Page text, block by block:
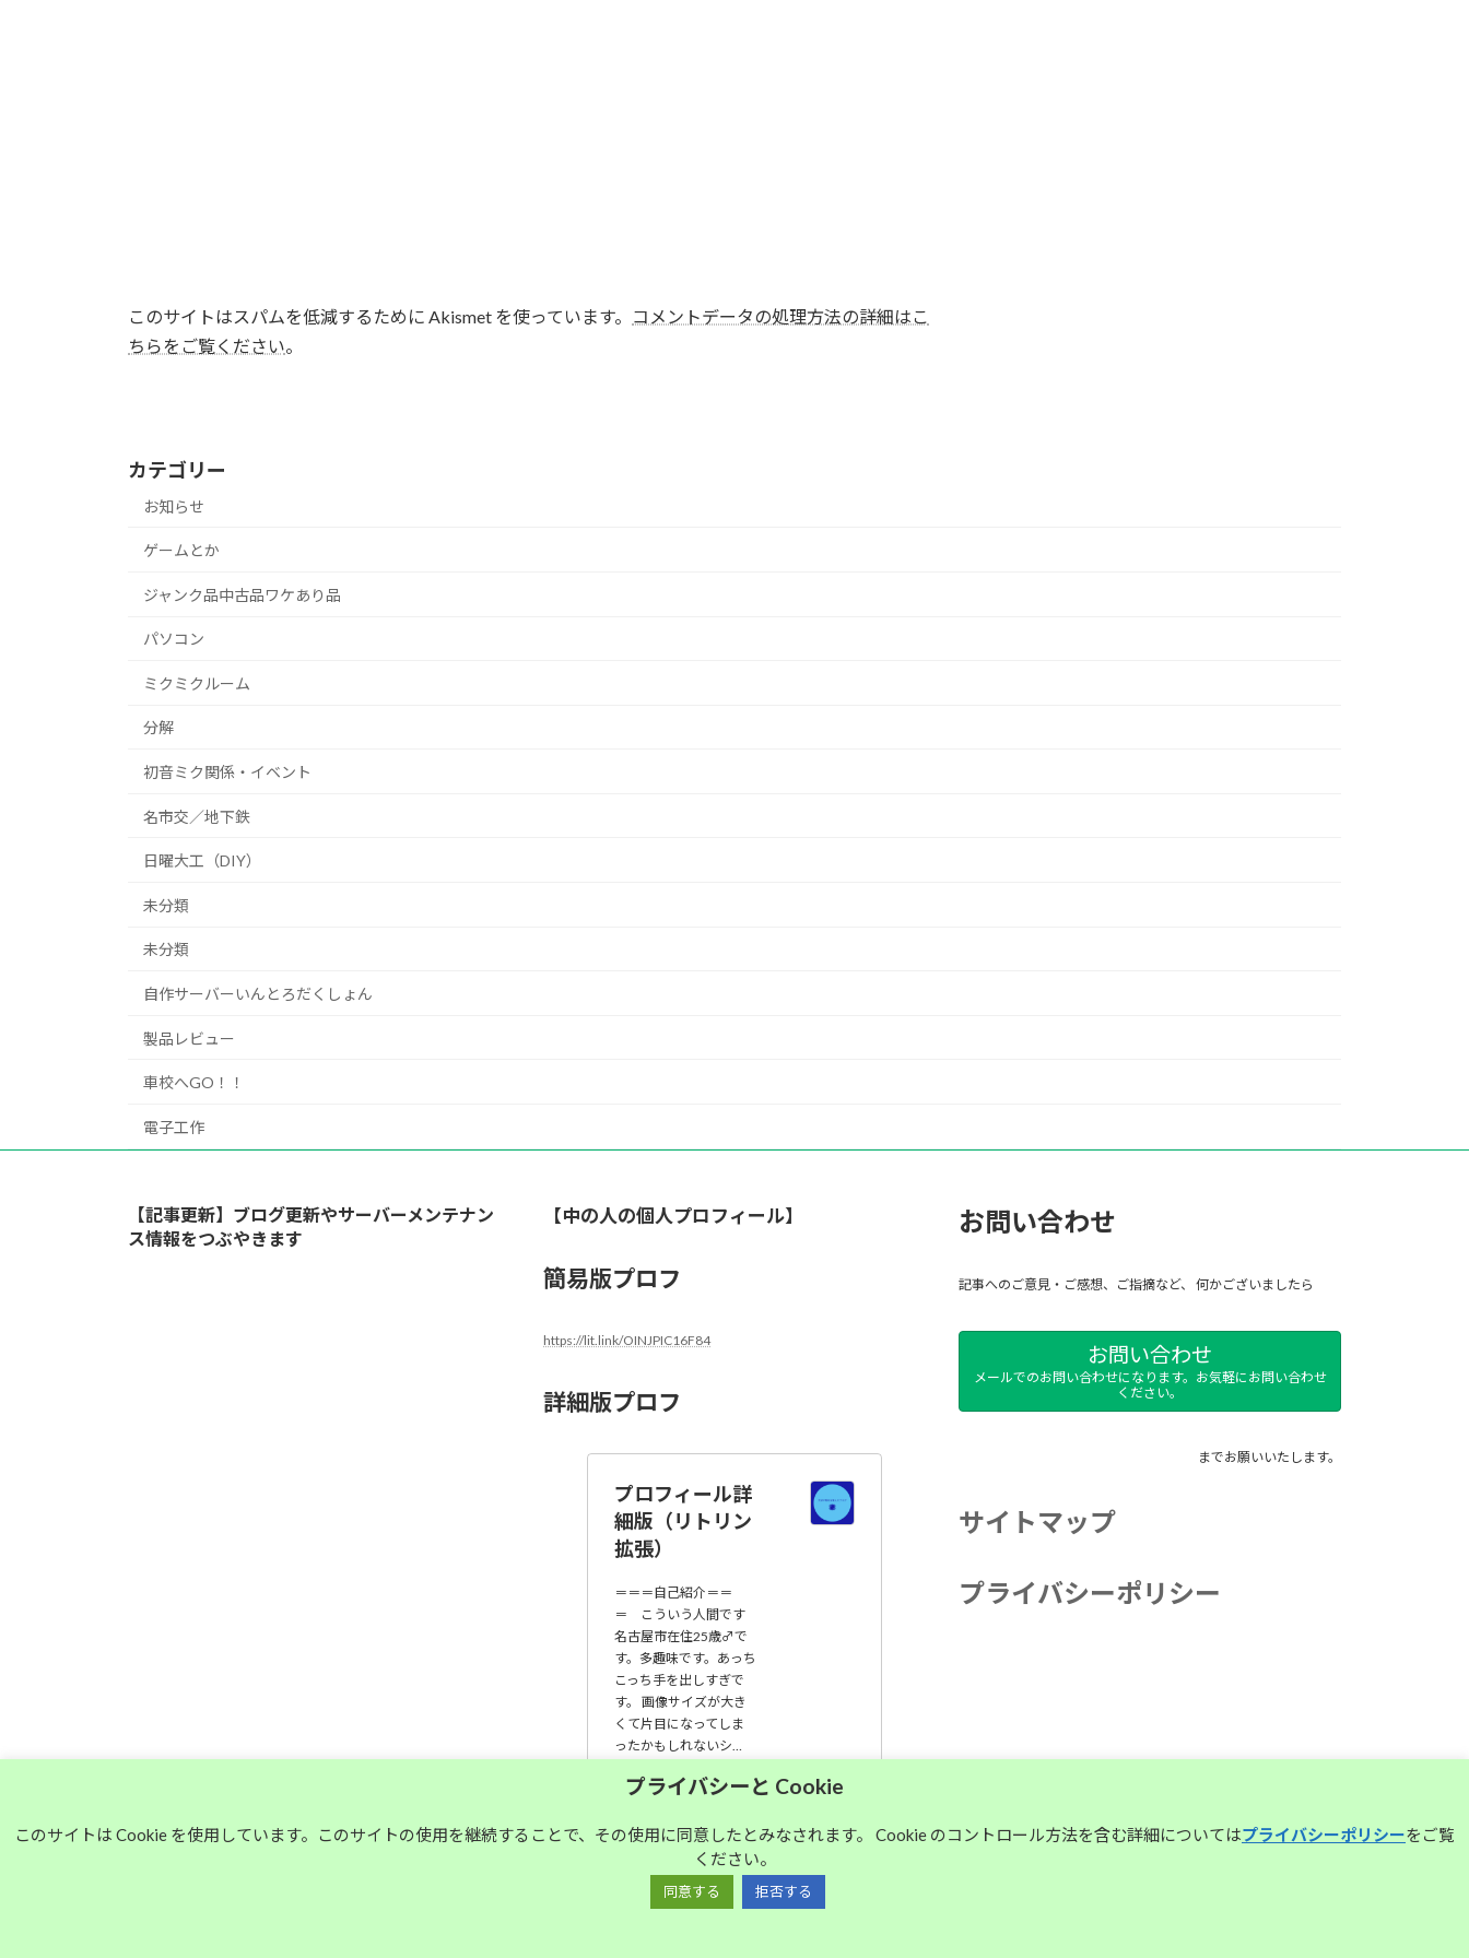
このサイトはスパムを低減するために Akismet を使っています。
コメントデータの処理方法の詳細はこ
ちらをご覧ください。
カテゴリー
お知らせ
ゲームとか
ジャンク品中古品ワケあり品
パソコン
ミクミクルーム
分解
初音ミク関係・イベント
名市交／地下鉄
日曜大工（DIY）
未分類
未分類
自作サーバーいんとろだくしょん
製品レビュー
車校へGO！！
電子工作
【記事更新】ブログ更新やサーバーメンテナン
ス情報をつぶやきます
【中の人の個人プロフィール】
簡易版プロフ
https://lit.link/OINJPIC16F84
詳細版プロフ
プロフィール詳
細版（リトリン
拡張）
＝＝＝自己紹介＝＝
＝ こういう人間です
名古屋市在住25歳♂で
す。多趣味です。あっち
こっち手を出しすぎで
す。 画像サイズが大き
くて片目になってしま
ったかもしれないシ…
大須中毒名古屋人
お問い合わせ
記事へのご意見・ご感想、ご指摘など、 何かございましたら
お問い合わせ
メールでのお問い合わせになります。お気軽にお問い合わせ
ください。
までお願いいたします。
サイトマップ
プライバシーポリシー
Copyright © 大須中毒名古屋人のブログ All Rights Reserved.
プライバシーと Cookie
このサイトは Cookie を使用しています。このサイトの使用を継続することで、その使用に同意したとみなされます。 Cookie のコントロール方法を含む詳細についてはプライバシーポリシーをご覧
ください。
同意する 拒否する